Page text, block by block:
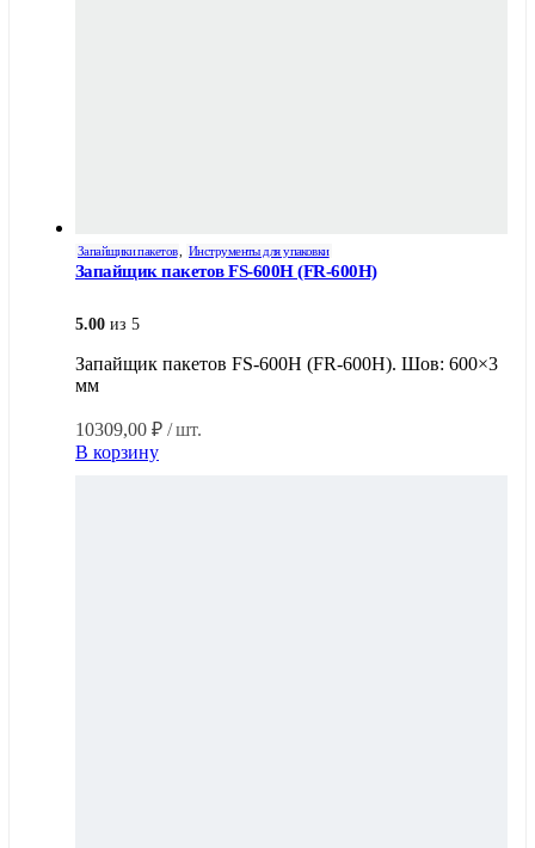
Запайщики пакетов, Инструменты для упаковки
Запайщик пакетов FS-600H (FR-600H)
5.00 из 5
Запайщик пакетов FS-600H (FR-600H). Шов: 600×3
мм
10309,00 ₽ / шт.
В корзину